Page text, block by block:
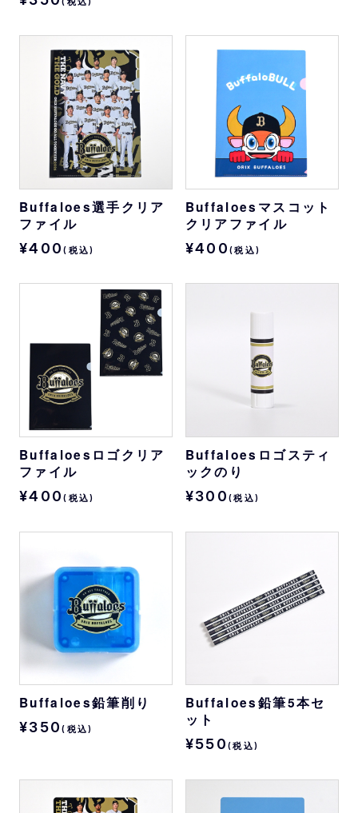
(税込)
Buffaloes選手クリア
ファイル
¥400(税込)
Buffaloesマスコット
クリアファイル
¥400(税込)
Buffaloesロゴクリア
ファイル
¥400(税込)
Buffaloesロゴスティ
ックのり
¥300(税込)
Buffaloes鉛筆削り
¥350(税込)
Buffaloes鉛筆5本セ
ット
¥550(税込)